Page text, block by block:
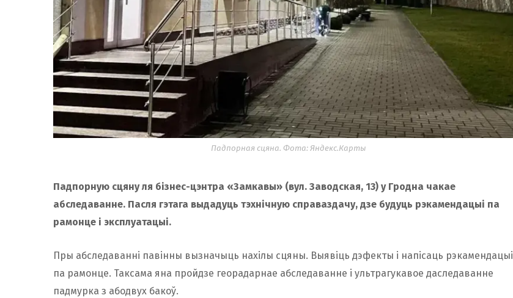
Падпорная сцяна. Фота: Яндекс.Карты
Падпорную сцяну ля бізнес-цэнтра «Замкавы» (вул. Заводская, 13) у Гродна чакае
абследаванне. Пасля гэтага выдадуць тэхнічную справаздачу, дзе будуць рэкамендацыі па
рамонце і эксплуатацыі.
Пры абследаванні павінны вызначыць нахілы сцяны. Выявіць дэфекты і напісаць рэкамендацыі
па рамонце. Таксама яна пройдзе георадарнае абследаванне і ультрагукавое даследаванне
падмурка з абодвух бакоў.